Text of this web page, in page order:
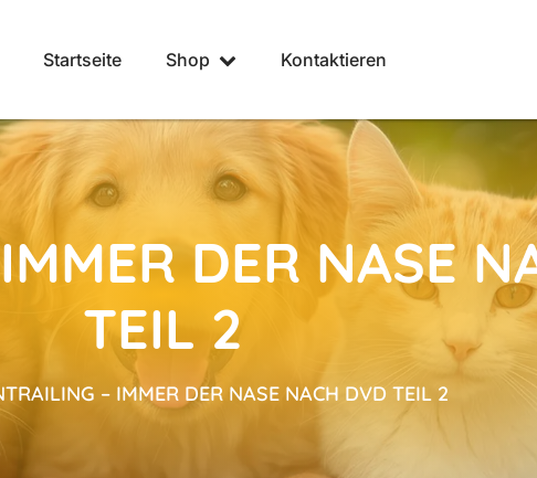
Startseite Shop Kontaktieren
DER NASE
TEIL 2
– IMMER DER NASE NACH DVD TEIL 2